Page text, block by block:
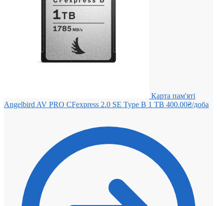
Карта пам'яті
Angelbird AV PRO CFexpress 2.0 SE Type B 1 TB 400.00₴/доба